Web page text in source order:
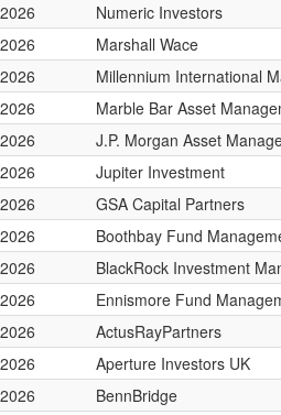
Numeric Investors
Marshall Wace
Millennium International
Marble Bar Asset
J.P. Morgan Asset
Jupiter Investment
GSA Capital Partners
Boothbay Fund
BlackRock Investment
Ennismore Fund
ActusRayPartners
Aperture Investors UK
BennBridge